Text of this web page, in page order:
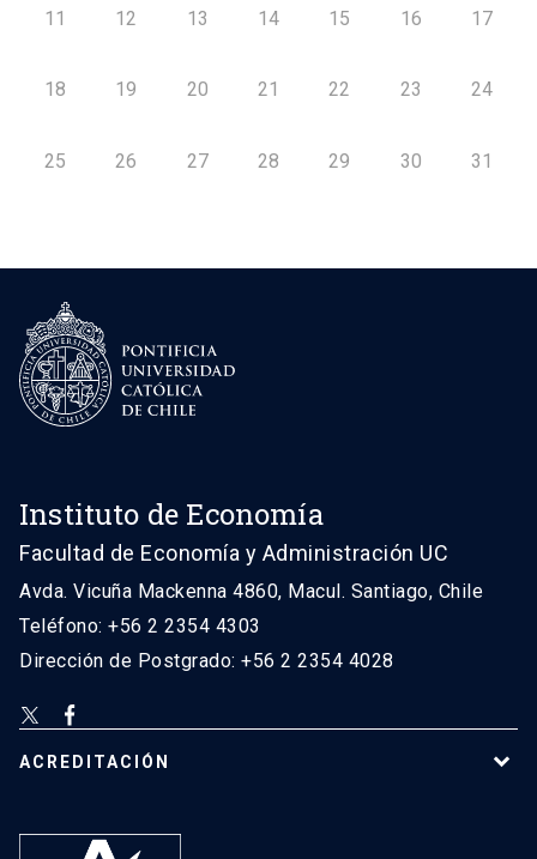
11 12 13 14 15 16 17
18 19 20 21 22 23 24
25 26 27 28 29 30 31
Instituto de Economía
Facultad de Economía y Administración UC
Avda. Vicuña Mackenna 4860, Macul. Santiago, Chile
Teléfono: +56 2 2354 4303
Dirección de Postgrado: +56 2 2354 4028
ACREDITACIÓN